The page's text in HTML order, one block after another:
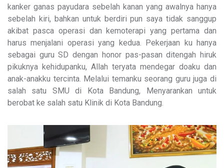
kanker ganas payudara sebelah kanan yang awalnya hanya
sebelah kiri, bahkan untuk berdiri pun saya tidak sanggup
akibat pasca operasi dan kemoterapi yang pertama dan
harus menjalani operasi yang kedua. Pekerjaan ku hanya
sebagai guru SD dengan honor pas-pasan ditengah hiruk
pikuknya kehidupanku, Allah teryata mendegar doaku dan
anak-anakku tercinta. Melalui temanku seorang guru juga di
salah satu SMU di Kota Bandung, Menyarankan untuk
berobat ke salah satu Klinik di Kota Bandung.